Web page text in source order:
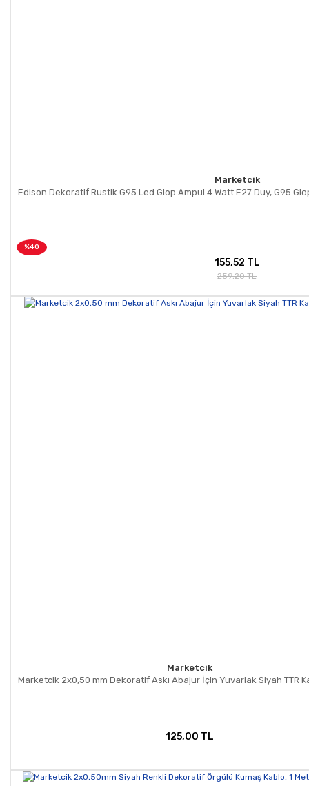
Marketcik
Edison Dekoratif Rustik G95 Led Glop Ampul 4 Watt E27 Duy, G95
%40
155,52 TL
259,20 TL
Marketcik
Marketcik 2x0,50 mm Dekoratif Askı Abajur İçin Yuvarlak Siyah TTR
125,00 TL